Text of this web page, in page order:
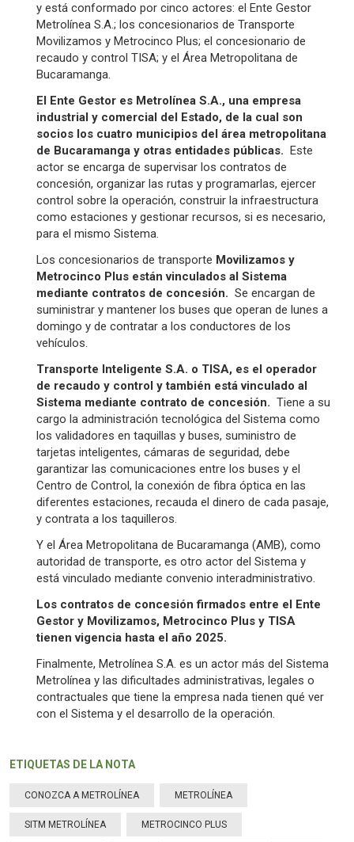
y está conformado por cinco actores: el Ente Gestor
Metrolínea S.A.; los concesionarios de Transporte
Movilizamos y Metrocinco Plus; el concesionario de
recaudo y control TISA; y el Área Metropolitana de
Bucaramanga.
El Ente Gestor es Metrolínea S.A., una empresa
industrial y comercial del Estado, de la cual son
socios los cuatro municipios del área metropolitana
de Bucaramanga y otras entidades públicas. Este
actor se encarga de supervisar los contratos de
concesión, organizar las rutas y programarlas, ejercer
control sobre la operación, construir la infraestructura
como estaciones y gestionar recursos, si es necesario,
para el mismo Sistema.
Los concesionarios de transporte Movilizamos y
Metrocinco Plus están vinculados al Sistema
mediante contratos de concesión. Se encargan de
suministrar y mantener los buses que operan de lunes a
domingo y de contratar a los conductores de los
vehículos.
Transporte Inteligente S.A. o TISA, es el operador
de recaudo y control y también está vinculado al
Sistema mediante contrato de concesión. Tiene a su
cargo la administración tecnológica del Sistema como
los validadores en taquillas y buses, suministro de
tarjetas inteligentes, cámaras de seguridad, debe
garantizar las comunicaciones entre los buses y el
Centro de Control, la conexión de fibra óptica en las
diferentes estaciones, recauda el dinero de cada pasaje,
y contrata a los taquilleros.
Y el Área Metropolitana de Bucaramanga (AMB), como
autoridad de transporte, es otro actor del Sistema y
está vinculado mediante convenio interadministrativo.
Los contratos de concesión firmados entre el Ente
Gestor y Movilizamos, Metrocinco Plus y TISA
tienen vigencia hasta el año 2025.
Finalmente, Metrolínea S.A. es un actor más del Sistema
Metrolínea y las dificultades administrativas, legales o
contractuales que tiene la empresa nada tienen qué ver
con el Sistema y el desarrollo de la operación.
ETIQUETAS DE LA NOTA
CONOZCA A METROLÍNEA METROLÍNEA
SITM METROLÍNEA METROCINCO PLUS